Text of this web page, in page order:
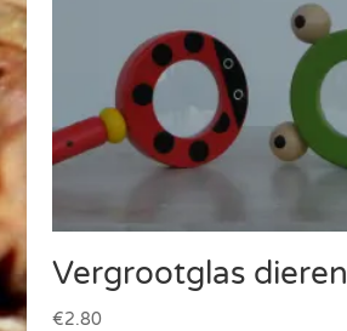
Vergrootglas dieren
€2.80